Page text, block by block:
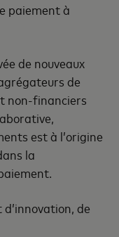
paiement à
de nouveaux
de
non‑financiers
est à l’origine
la
d’innovation, de